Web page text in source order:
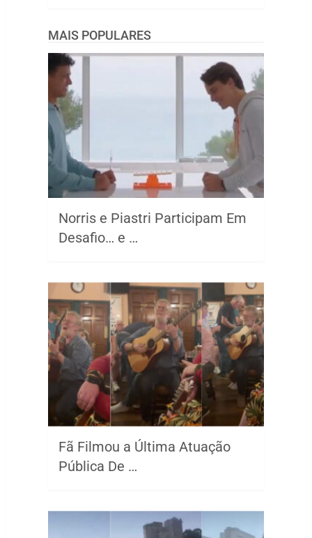
MAIS POPULARES
Norris e Piastri Participam Em
Desafio… e …
Fã Filmou a Última Atuação
Pública De …